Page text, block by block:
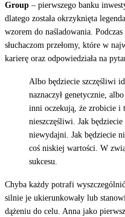
Group – pierwszego banku
dlatego została okrzyknięta
wzorem do naśladowania.
słuchaczom przełomy, które w
karierę oraz odpowiedziała na
Albo będziecie szczęśliwi
naznaczył genetycznie,
inni oczekują, że zrobicie i
nieszczęśliwi. Jak
niewydajni. Jak będziecie
coś niskiej wartości. W
sukcesu.
Chyba każdy potrafi
silnie je ukierunkowały lub
dążeniu do celu. Anna jako